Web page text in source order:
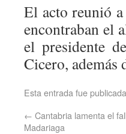
El acto reunió
encontraban el
el presidente
Cicero, además
Esta entrada fue
← Cantabria lamenta el
Madariaga